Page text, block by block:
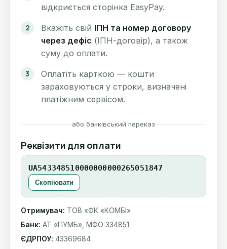
відкриється сторінка EasyPay.
Вкажіть свій ІПН та номер договору
через дефіс (ІПН-договір), а також
суму до оплати.
Оплатіть карткою — кошти
зараховуються у строки, визначені
платіжним сервісом.
або банківський переказ
Реквізити для оплати
UA543348510000000000265051847
Скопіювати
Отримувач: ТОВ «ФК «КОМБІ»
Банк: АТ «ПУМБ», МФО 334851
ЄДРПОУ: 43369684